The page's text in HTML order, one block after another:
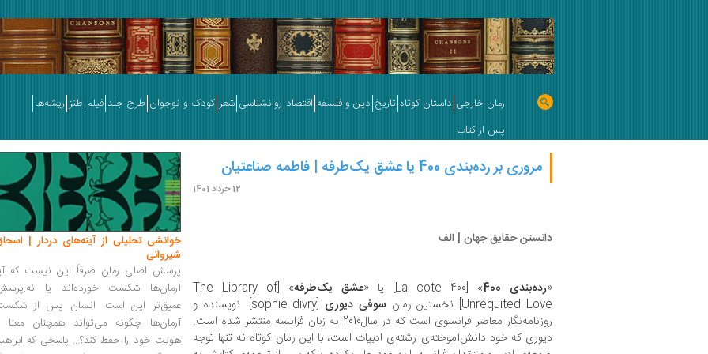
رمان خارجی داستان کوتاه تاریخ دین و فلسفه اقتصاد روانشناسی شعر کودک و نوجوان طرح جلد فیلم طنز ریشه‌ها
پس از کتاب
مروری بر رده‌بندی 400 یا عشق یک‌طرفه | فاطمه صناعتیان
12 خرداد 1401
دانستن حقایق جهان | الف
«رده‌بندی 400 » [La cote 400] یا « عشق یک‌طرفه
» [The Library of
Unrequited Love] نخستین رمان
سوفی دیوری
[sophie divry]، نویسنده و
روزنامه‌نگار معاصر فرانسوی است که در سال2010 به زبان فرانسه منتشر شده است.
دیوری که خود دانش‌آموخته‌ی رشته‌ی ادبیات است، با این رمان کوتاه نه تنها توجه
خوانشی تحلیلی از آینه‌های دردار |
شیروانی
پرسش اصلی رمان صرفاً این نیست که
آرمان‌ها شکست خورده‌اند یا
عمیق‌تر این است: انسان پس از
آرمان‌ها چگونه می‌تواند همچنان معنا
هویت خود را حفظ کند؟... پاسخی که